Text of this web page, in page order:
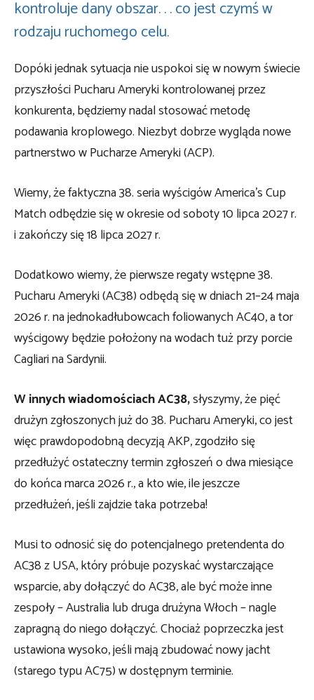
kontroluje dany obszar. . . co jest czymś w
rodzaju ruchomego celu.
Dopóki jednak sytuacja nie uspokoi się w nowym świecie
przyszłości Pucharu Ameryki kontrolowanej przez
konkurenta, będziemy nadal stosować metodę
podawania kroplowego. Niezbyt dobrze wygląda nowe
partnerstwo w Pucharze Ameryki (ACP).
Wiemy, że faktyczna 38. seria wyścigów America’s Cup
Match odbędzie się w okresie od soboty 10 lipca 2027 r.
i zakończy się 18 lipca 2027 r.
Dodatkowo wiemy, że pierwsze regaty wstępne 38.
Pucharu Ameryki (AC38) odbędą się w dniach 21–24 maja
2026 r. na jednokadłubowcach foliowanych AC40, a tor
wyścigowy będzie położony na wodach tuż przy porcie
Cagliari na Sardynii.
W innych wiadomościach AC38,słyszymy, że pięć
drużyn zgłoszonych już do 38. Pucharu Ameryki, co jest
więc prawdopodobną decyzją AKP, zgodziło się
przedłużyć ostateczny termin zgłoszeń o dwa miesiące
do końca marca 2026 r., a kto wie, ile jeszcze
przedłużeń, jeśli zajdzie taka potrzeba!
Musi to odnosić się do potencjalnego pretendenta do
AC38 z USA, który próbuje pozyskać wystarczające
wsparcie, aby dołączyć do AC38, ale być może inne
zespoły – Australia lub druga drużyna Włoch – nagle
zapragną do niego dołączyć. Chociaż poprzeczka jest
ustawiona wysoko, jeśli mają zbudować nowy jacht
(starego typu AC75) w dostępnym terminie.